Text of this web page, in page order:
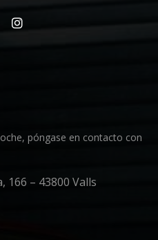
póngase en contacto con
166 – 43800 Valls